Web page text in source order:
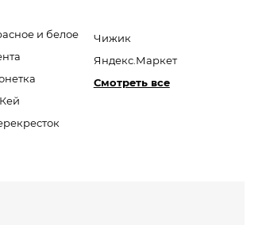
и белое
Чижик
Яндекс.Маркет
Смотреть все